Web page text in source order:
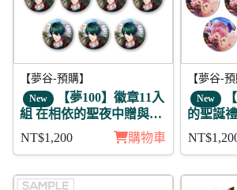
【夢谷-預購】
New 【夢100】徽章11入
組 在相依的聖夜中贈與的
愛 伊薩克 未覺
NT$1,200 購物車
【夢谷-預
New 【
的聖誕
徽章11入